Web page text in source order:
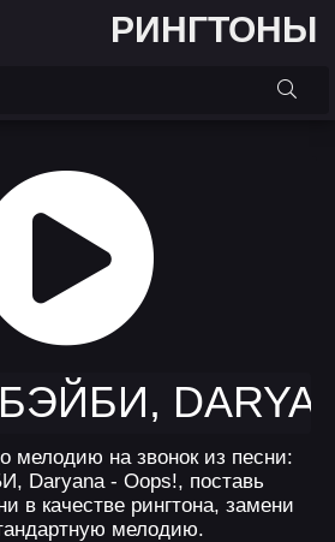
РИНГТОНЫ
мелодию на звонок из песни:
Daryana - Oops!, поставь
в качестве рингтона, замени
мелодию.